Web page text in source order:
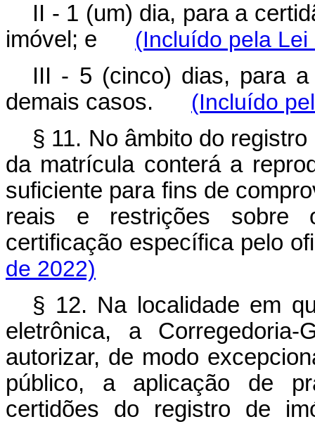
II - 1 (um) dia, para a
imóvel; e (Incluído pela
III - 5 (cinco) dias, para
demais casos. (Incluído
§ 11. No âmbito do
da matrícula conterá a
suficiente para fins de
reais e restrições sobre
certificação específica
de 2022)
§ 12. Na localidade em
eletrônica, a
autorizar, de modo
público, a aplicação de
certidões do registro de